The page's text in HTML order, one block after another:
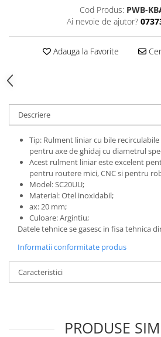
Cod Produs: PWB-
Ai nevoie de ajutor?
Adauga la Favorite
Descriere
Tip: Rulment liniar cu bile
pentru axe de ghidaj cu diametrul
Acest rulment liniar este excelent
pentru routere mici, CNC si pentru
Model: SC20UU;
Material: Otel inoxidabil;
ax: 20 mm;
Culoare: Argintiu;
Datele tehnice se gasesc in fisa tehnica
Informatii conformitate produs
Caracteristici
PRODUSE